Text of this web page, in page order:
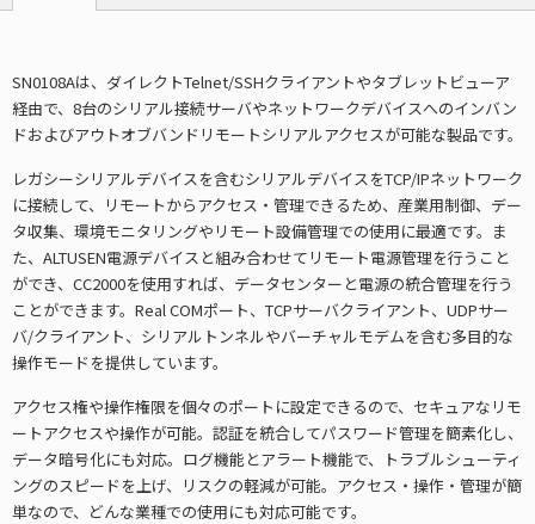
SN0108Aは、ダイレクトTelnet/SSHクライアントやタブレットビューア
経由で、8台のシリアル接続サーバやネットワークデバイスへのインバン
ドおよびアウトオブバンドリモートシリアルアクセスが可能な製品です。
レガシーシリアルデバイスを含むシリアルデバイスをTCP/IPネットワーク
に接続して、リモートからアクセス・管理できるため、産業用制御、デー
タ収集、環境モニタリングやリモート設備管理での使用に最適です。ま
た、ALTUSEN電源デバイスと組み合わせてリモート電源管理を行うこと
ができ、CC2000を使用すれば、データセンターと電源の統合管理を行う
ことができます。Real COMポート、TCPサーバクライアント、UDPサー
バ/クライアント、シリアルトンネルやバーチャルモデムを含む多目的な
操作モードを提供しています。
アクセス権や操作権限を個々のポートに設定できるので、セキュアなリモ
ートアクセスや操作が可能。認証を統合してパスワード管理を簡素化し、
データ暗号化にも対応。ログ機能とアラート機能で、トラブルシューティ
ングのスピードを上げ、リスクの軽減が可能。アクセス・操作・管理が簡
単なので、どんな業種での使用にも対応可能です。